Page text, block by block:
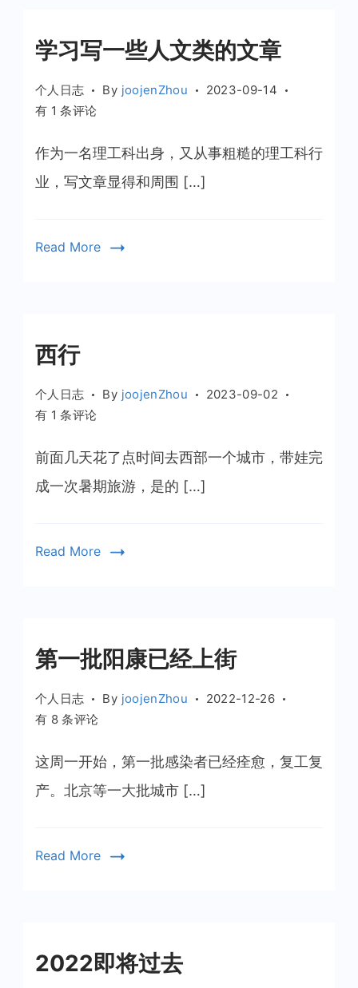
学习写一些人文类的文章
个人日志 By joojenZhou
2023-09-14
学
写
一
些
类
有 1 条评论
作为一名理工科出身，又从事粗糙的理工科行
业，写文章显得和周围 […]
Read More
西行
个人日志 By joojenZhou
2023-09-02
西
有 1 条评论
前面几天花了点时间去西部一个城市，带娃完
成一次暑期旅游，是的 […]
Read More
第一批阳康已经上街
个人日志 By joojenZhou
2022-12-26
第
批
阳
康
上
有 8 条评论
这周一开始，第一批感染者已经痊愈，复工复
产。北京等一大批城市 […]
Read More
2022即将过去​